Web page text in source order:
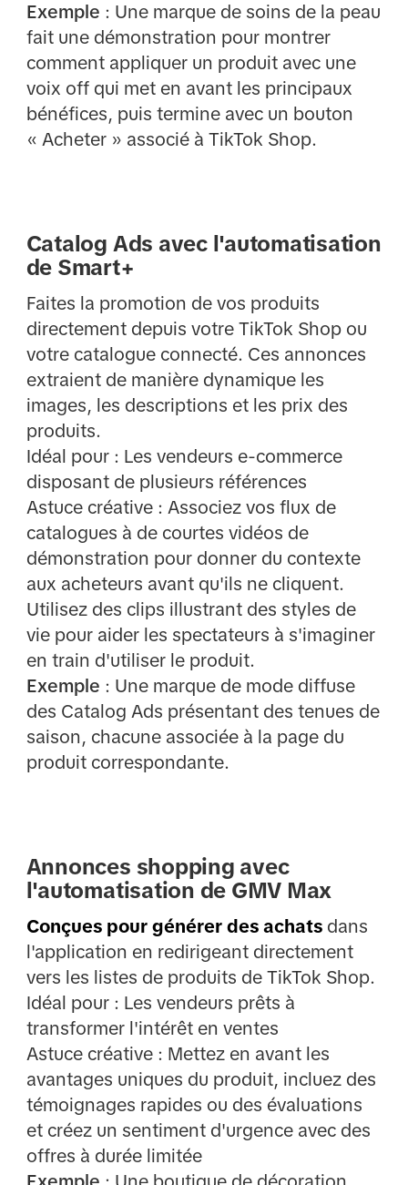
Exemple : Une marque de soins de la peau
fait une démonstration pour montrer
comment appliquer un produit avec une
voix off qui met en avant les principaux
bénéfices, puis termine avec un bouton
« Acheter » associé à TikTok Shop.
Catalog Ads avec l'automatisation
de Smart+
Faites la promotion de vos produits
directement depuis votre TikTok Shop ou
votre catalogue connecté. Ces annonces
extraient de manière dynamique les
images, les descriptions et les prix des
produits.
Idéal pour : Les vendeurs e-commerce
disposant de plusieurs références
Astuce créative : Associez vos flux de
catalogues à de courtes vidéos de
démonstration pour donner du contexte
aux acheteurs avant qu'ils ne cliquent.
Utilisez des clips illustrant des styles de
vie pour aider les spectateurs à s'imaginer
en train d'utiliser le produit.
Exemple : Une marque de mode diffuse
des Catalog Ads présentant des tenues de
saison, chacune associée à la page du
produit correspondante.
Annonces shopping avec
l'automatisation de GMV Max
Conçues pour générer des achatsdans
l'application en redirigeant directement
vers les listes de produits de TikTok Shop.
Idéal pour : Les vendeurs prêts à
transformer l'intérêt en ventes
Astuce créative : Mettez en avant les
avantages uniques du produit, incluez des
témoignages rapides ou des évaluations
et créez un sentiment d'urgence avec des
offres à durée limitée